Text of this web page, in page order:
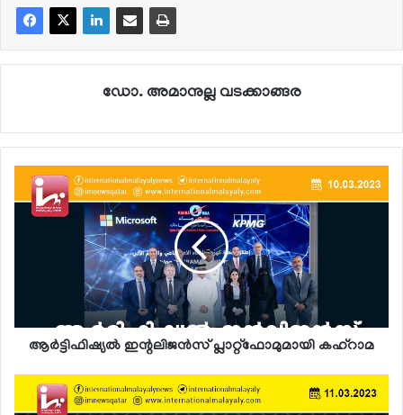
ഡോ. അമാനുല്ല വടക്കാങ്ങര
ആര്‍ട്ടിഫിഷ്യല്‍ ഇന്റലിജന്‍സ് പ്ലാറ്റ്ഫോമുമായി കഹ്റാമ